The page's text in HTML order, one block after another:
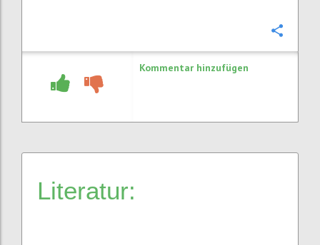
Kommentar hinzufügen
Literatur: